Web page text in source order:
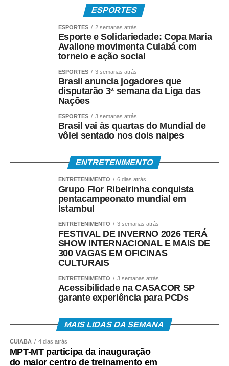
• Sem cartão, por meio de biometria cadastrada.
Para servidores públicos
(Pasep)
O Banco do Brasil faz o pagamento por:
• Crédito em conta bancária;
• Transferência via TED ou Pix;
correntista e não possui chave Pix.
Como consultar
Os trabalhadores podem verificar informações sobre
• Aplicativo Carteira de Trabalho Digital;
• Portal Gov.br;
• Telefone 158 (Ministério do Trabalho);
• Atendimento Caixa ao Cidadão: 0800-726-0207.
A expectativa é que, em 2026, cerca de 22,2 milhões
ESPORTES
ESPORTES 2 semanas atrás
Esporte e Solidariedade: Copa Maria
Avallone movimenta Cuiabá com
torneio e ação social
ESPORTES 3 semanas atrás
Brasil anuncia jogadores que
disputarão 3ª semana da Liga das
Nações
ESPORTES 3 semanas atrás
Brasil vai às quartas do Mundial de
vôlei sentado nos dois naipes
ENTRETENIMENTO
ENTRETENIMENTO 6 dias atrás
Grupo Flor Ribeirinha conquista
pentacampeonato mundial em
Istambul
ENTRETENIMENTO 3 semanas atrás
FESTIVAL DE INVERNO 2026 TERÁ
SHOW INTERNACIONAL E MAIS DE
300 VAGAS EM OFICINAS
CULTURAIS
ENTRETENIMENTO 3 semanas atrás
Acessibilidade na CASACOR SP
garante experiência para PCDs
MAIS LIDAS DA SEMANA
CUIABÁ 4 dias atrás
MPT-MT participa da inauguração
do maior centro de treinamento em